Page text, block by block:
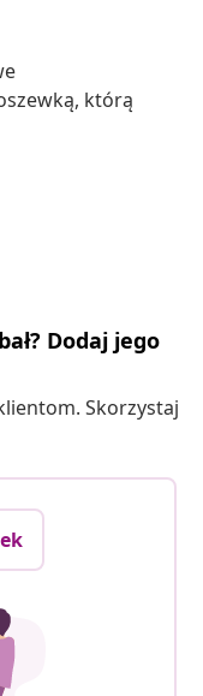
którą
Dodaj jego
Skorzystaj